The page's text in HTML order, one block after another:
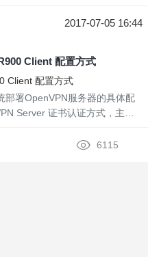
2017-07-05 16:44
Client 配置方式
部署OpenVPN服务器的具体配
Server 证书认证方式，主要
6115